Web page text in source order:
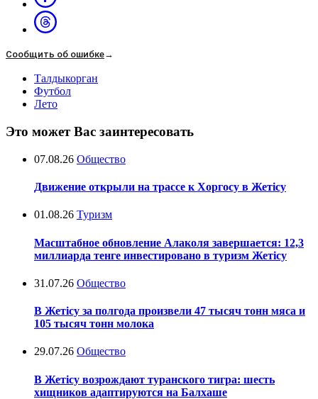
Сообщить об ошибке→
Талдыкорган
Футбол
Лето
Это может Вас заинтересовать
07.08.26 Общество
Движение открыли на трассе к Хоргосу в Жетісу
01.08.26 Туризм
Масштабное обновление Алаколя завершается: 12,3
миллиарда тенге инвестировано в туризм Жетісу
31.07.26 Общество
В Жетісу за полгода произвели 47 тысяч тонн мяса и
105 тысяч тонн молока
29.07.26 Общество
В Жетісу возрождают туранского тигра: шесть
хищников адаптируются на Балхаше